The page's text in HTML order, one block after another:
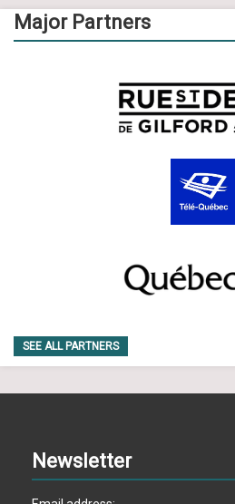
Major Partners
SEE ALL PARTNERS
Newsletter